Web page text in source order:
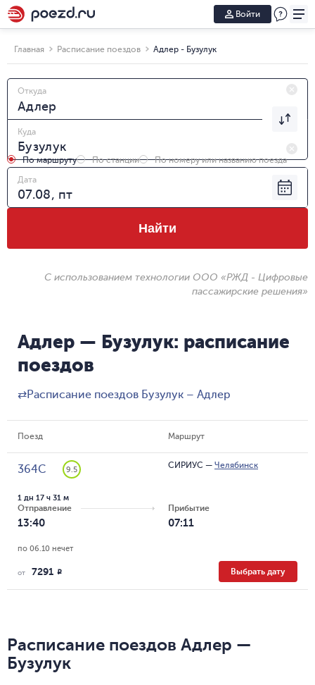
Войти
Главная Расписание поездов Адлер - Бузулук
Откуда
Куда
По маршруту По станции
По номеру или названию поезда
Дата
Найти
С использованием технологии ООО «РЖД - Цифровые
пассажирские решения»
Адлер — Бузулук: расписание
поездов
⇄Расписание поездов Бузулук – Адлер
Поезд Маршрут
364С 9.5 СИРИУС — Челябинск
Отправление
13:40
1 дн 17 ч 31 м
Прибытие
07:11
по 06.10 нечет
от 7291 R Выбрать дату
Расписание поездов Адлер —
Бузулук